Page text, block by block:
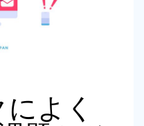
よく